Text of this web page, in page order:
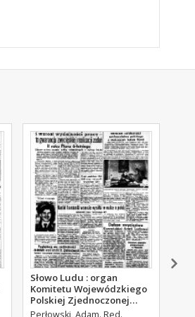
Słowo Ludu : organ
Komitetu Wojewódzkiego
Polskiej Zjednoczonej
Partii Robotniczej, 1951,